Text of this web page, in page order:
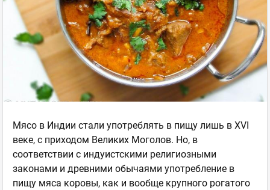
Мясо в Индии стали употреблять в пищу лишь в XVI
веке, с приходом Великих Моголов. Но, в
соответствии с индуистскими религиозными
законами и древними обычаями употребление в
пищу мяса коровы, как и вообще крупного рогатого